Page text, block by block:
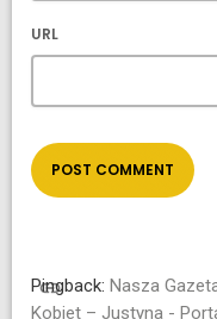
URL
link
Pingback: Nasza
Kobiet – Justyna -